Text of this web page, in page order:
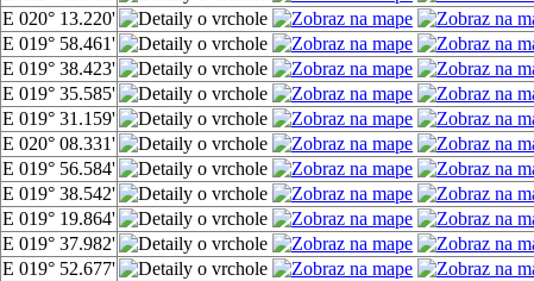
E 020° 13.220'
E 019° 58.461'
E 019° 38.423'
E 019° 35.585'
E 019° 31.159'
E 020° 08.331'
E 019° 56.584'
E 019° 38.542'
E 019° 19.864'
E 019° 37.982'
E 019° 52.677'